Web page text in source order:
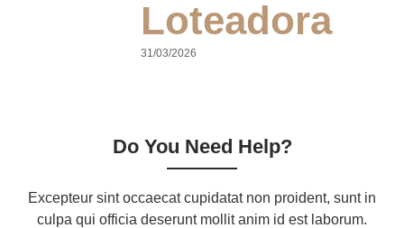
Loteadora
31/03/2026
Do You Need Help?
Excepteur sint occaecat cupidatat non proident, sunt in
culpa qui officia deserunt mollit anim id est laborum.